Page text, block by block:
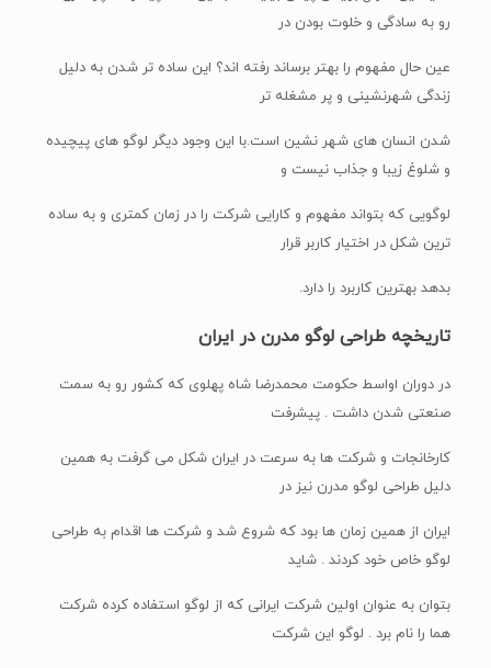
رو به سادگی و خلوت بودن در
عین حال مفهوم را بهتر برساند رفته اند؟ این ساده تر شدن به دلیل
زندگی شهرنشینی و پر مشغله تر
شدن انسان های شهر نشین است.با این وجود دیگر لوگو های پیچیده
و شلوغ زیبا و جذاب نیست و
لوگویی که بتواند مفهوم و کارایی شرکت را در زمان کمتری و به ساده
ترین شکل در اختیار کاربر قرار
بدهد بهترین کاربرد را دارد.
تاریخچه طراحی لوگو مدرن در ایران
در دوران اواسط حکومت محمدرضا شاه پهلوی که کشور رو به سمت
صنعتی شدن داشت . پیشرفت
کارخانجات و شرکت ها به سرعت در ایران شکل می گرفت به همین
دلیل طراحی لوگو مدرن نیز در
ایران از همین زمان ها بود که شروع شد و شرکت ها اقدام به طراحی
لوگو خاص خود کردند . شاید
بتوان به عنوان اولین شرکت ایرانی که از لوگو استفاده کرده شرکت
هما را نام برد . لوگو این شرکت